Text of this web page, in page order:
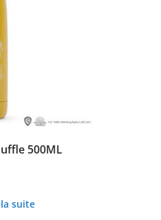
500ML
suite